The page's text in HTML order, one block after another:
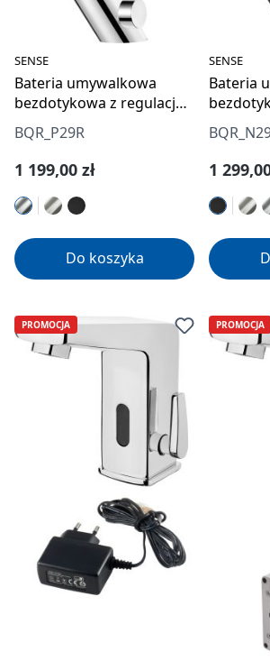
SENSE
Bateria umywalkowa
bezdotykowa z regulacją
temperatury - 4xAA
BQR_P29R
Cena regularna:
1 199,00 zł
Do koszyka
SENSE
Bateria
Cena
1
PROMOCJA PROMOCJA